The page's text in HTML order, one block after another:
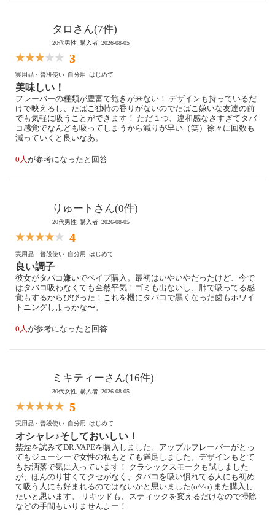
タロさん(7件)
20代男性 購入者 2026-08-05
3
実用品・普段使い 自分用 はじめて
美味しい！
フレーバーの種類が豊富で飽きが来ない！ デザインも持っているだ
けで映えるし、たばこ独特の香りがないのでたばこ嫌いな友達の前
でも気軽に吸うことができます！ ただ１つ、違和感なさすぎてタバ
コ感覚でなんども吸ってしまうから減りが早い（笑）徐々に回数も
減っていくと良いなあ。
0人 が参考になったと回答
りゅートさん(0件)
20代男性 購入者 2026-08-05
4
実用品・普段使い 自分用 はじめて
良い調子
彼女がタバコ嫌いでベイプ購入。最初はいやいやだったけど、今で
はタバコ吸わなくても全然平気！ゴミも出ないし、肺で吸ってる感
覚もするからびびった！これを機にタバコで黒くなった歯もホワイ
トニングしよっかな〜。
0人 が参考になったと回答
ミキティーさん(16件)
30代女性 購入者 2026-08-05
5
実用品・普段使い 自分用 はじめて
オシャレ♪そしておいしい！
禁煙を試みてDR.VAPEを購入しました。アップルフレーバーがとっ
てもジューシーで女性の私もとても満足しました。デザインもとて
もお洒落で気に入っています！ クラシックスモークも試しました
が、ほんのり甘くてクセがなく、タバコを吸い慣れてる人にも初め
て吸う人にも好まれるのではないかと思いました(o^^o) また購入し
たいと思います。 リキッドも、スティックを変えるだけなので掃除
などの手間もいりませんよー！